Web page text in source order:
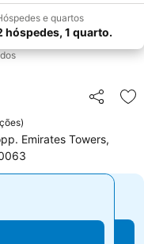
e quartos
hóspedes, 1 quarto.
Partilhar
)
Emirates Towers,